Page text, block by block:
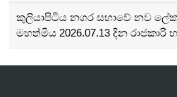
කුලියාපිටිය නගර සභාවේ නව
මහත්මිය 2026.07.13 දින රාජකාරි